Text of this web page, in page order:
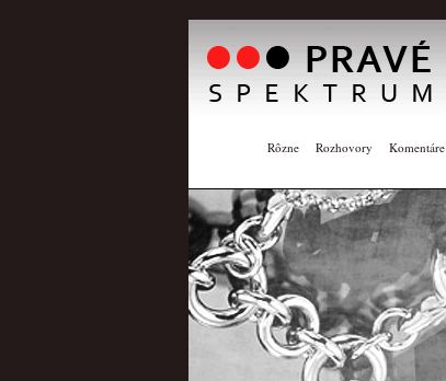
Rôzne Rozhovory Komentáre